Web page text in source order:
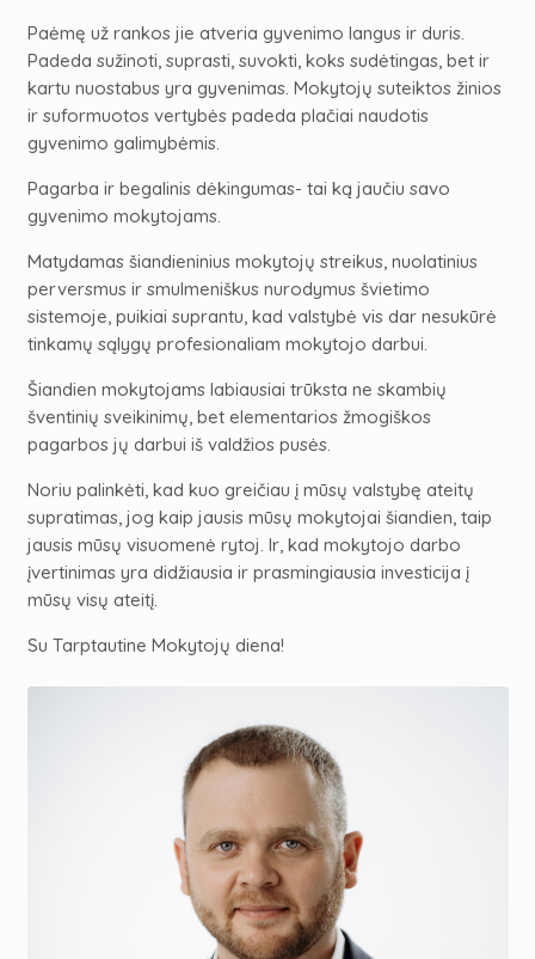
Paėmę už rankos jie atveria gyvenimo langus ir duris.
Padeda sužinoti, suprasti, suvokti, koks sudėtingas, bet ir
kartu nuostabus yra gyvenimas. Mokytojų suteiktos žinios
ir suformuotos vertybės padeda plačiai naudotis
gyvenimo galimybėmis.
Pagarba ir begalinis dėkingumas- tai ką jaučiu savo
gyvenimo mokytojams.
Matydamas šiandieninius mokytojų streikus, nuolatinius
perversmus ir smulmeniškus nurodymus švietimo
sistemoje, puikiai suprantu, kad valstybė vis dar nesukūrė
tinkamų sąlygų profesionaliam mokytojo darbui.
Šiandien mokytojams labiausiai trūksta ne skambių
šventinių sveikinimų, bet elementarios žmogiškos
pagarbos jų darbui iš valdžios pusės.
Noriu palinkėti, kad kuo greičiau į mūsų valstybę ateitų
supratimas, jog kaip jausis mūsų mokytojai šiandien, taip
jausis mūsų visuomenė rytoj. Ir, kad mokytojo darbo
įvertinimas yra didžiausia ir prasmingiausia investicija į
mūsų visų ateitį.
Su Tarptautine Mokytojų diena!